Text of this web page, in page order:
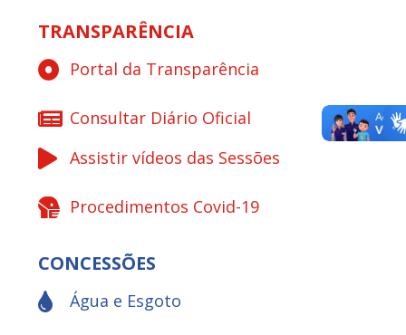
TRANSPARÊNCIA
Portal da Transparência
Consultar Diário Oficial
Assistir vídeos das Sessões
Procedimentos Covid-19
CONCESSÕES
Água e Esgoto